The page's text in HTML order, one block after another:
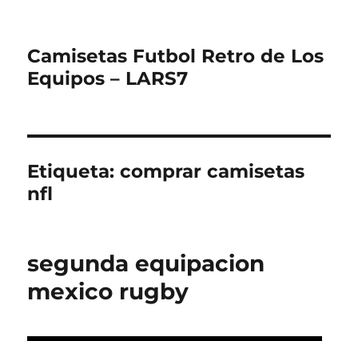
Camisetas Futbol Retro de Los
Equipos – LARS7
Etiqueta:comprar camisetas
nfl
segunda equipacion
mexico rugby